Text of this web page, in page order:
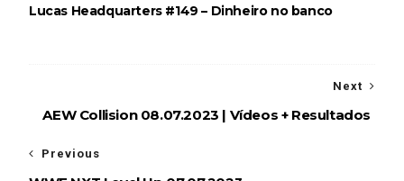
Lucas Headquarters #149 – Dinheiro no banco
Next
AEW Collision 08.07.2023 | Vídeos + Resultados
Previous